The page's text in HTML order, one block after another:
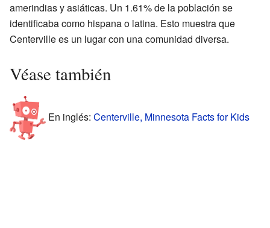
amerindias y asiáticas. Un 1.61% de la población se
identificaba como hispana o latina. Esto muestra que
Centerville es un lugar con una comunidad diversa.
Véase también
En inglés: Centerville, Minnesota Facts for Kids